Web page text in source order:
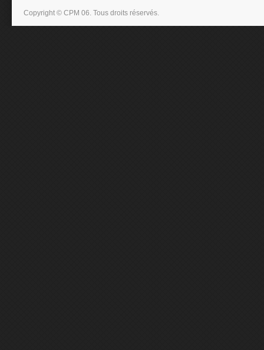
Copyright © CPM 06. Tous droits réservés.